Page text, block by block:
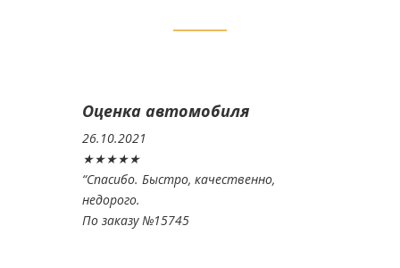
Оценка автомобиля
26.10.2021
★★★★★
“Спасибо. Быстро, качественно,
недорого.
По заказу №15745